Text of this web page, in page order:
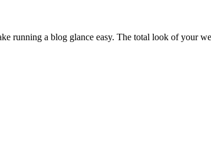
a blog glance easy. The total look of your